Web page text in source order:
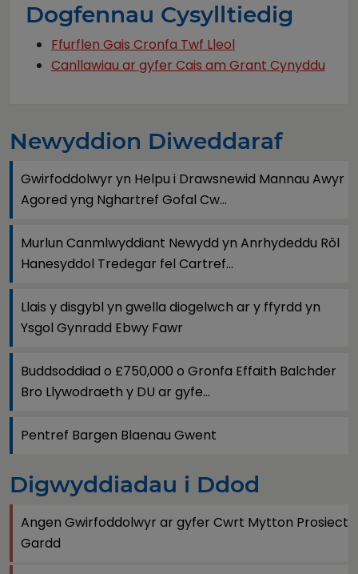
Dogfennau Cysylltiedig
Ffurflen Gais Cronfa Twf Lleol
Canllawiau ar gyfer Cais am Grant Cynyddu
Newyddion Diweddaraf
Gwirfoddolwyr yn Helpu i Drawsnewid Mannau Awyr
Agored yng Nghartref Gofal Cw...
Murlun Canmlwyddiant Newydd yn Anrhydeddu Rôl
Hanesyddol Tredegar fel Cartref...
Llais y disgybl yn gwella diogelwch ar y ffyrdd yn
Ysgol Gynradd Ebwy Fawr
Buddsoddiad o £750,000 o Gronfa Effaith Balchder
Bro Llywodraeth y DU ar gyfe...
Pentref Bargen Blaenau Gwent
Digwyddiadau i Ddod
Angen Gwirfoddolwyr ar gyfer Cwrt Mytton Prosiect
Gardd